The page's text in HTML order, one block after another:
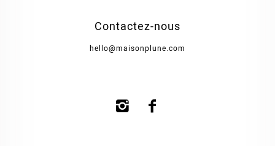
Contactez-nous
hello@maisonplune.com